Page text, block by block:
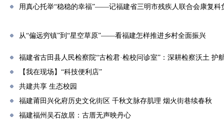
用真心托举“稳稳的幸福”——记福建省三明市残疾人联合会康复科
从“偏远穷镇”到“星空草原”——看福建怎样推进乡村全面振兴
福建省古田县人民检察院“古检君·检校问诊室”：深耕检察沃土 护
【我在现场】“科技便利店”
共建共享 生态校园
福建莆田兴化府历史文化街区 千秋文脉存肌理 烟火街巷续春秋
福建福州吴石故居：古厝无声映丹心